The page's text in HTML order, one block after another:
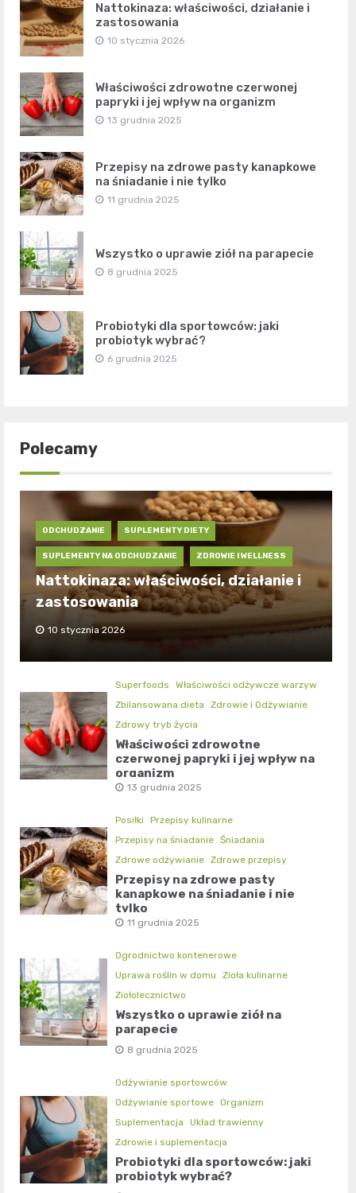
Nattokinaza: właściwości, działanie i
zastosowania
10 stycznia 2026
Właściwości zdrowotne czerwonej
papryki i jej wpływ na organizm
13 grudnia 2025
Przepisy na zdrowe pasty kanapkowe
na śniadanie i nie tylko
11 grudnia 2025
Wszystko o uprawie ziół na parapecie
8 grudnia 2025
Probiotyki dla sportowców: jaki
probiotyk wybrać?
6 grudnia 2025
Polecamy
ODCHUDZANIE SUPLEMENTY DIETY
SUPLEMENTY NA ODCHUDZANIE ZDROWIE I WELLNESS
Nattokinaza: właściwości, działanie i
zastosowania
10 stycznia 2026
Superfoods
Właściwości odżywcze warzyw
Zbilansowana dieta
Zdrowie i Odżywianie
Zdrowy tryb życia
Właściwości zdrowotne
czerwonej papryki i jej wpływ na
organizm
13 grudnia 2025
Posiłki
Przepisy kulinarne
Przepisy na śniadanie Śniadania
Zdrowe odżywianie Zdrowe przepisy
Przepisy na zdrowe pasty
kanapkowe na śniadanie i nie
tylko
11 grudnia 2025
Ogrodnictwo kontenerowe
Uprawa roślin w domu
Zioła kulinarne
Ziołolecznictwo
Wszystko o uprawie ziół na
parapecie
8 grudnia 2025
Odżywianie sportowców
Odżywianie sportowe Organizm
Suplementacja
Układ trawienny
Zdrowie i suplementacja
Probiotyki dla sportowców: jaki
probiotyk wybrać?